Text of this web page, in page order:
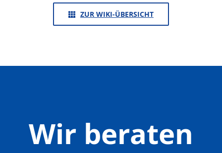
ZUR WIKI-ÜBERSICHT
Wir beraten